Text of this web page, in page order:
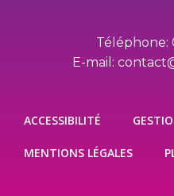
Téléphone:
E-mail:
ACCESSIBILITÉ
MENTIONS LÉGALES